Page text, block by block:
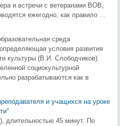
и встречи с ветеранами ВОВ,
ежегодно, как правило ...
среда
условия развития
культуры (В.И. Слободчиков).
социокультурной
разрабатываются как в
и учащихся на уроке
длительностью 45 минут. По